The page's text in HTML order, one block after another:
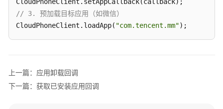
概
述
KooPhone
SDK
功
// 3. 预加载目标应用（如微信）
CloudPhoneClient.loadApp( "com.tencent.mm");
上一篇：应用卸载回调
下一篇：获取已安装应用回调